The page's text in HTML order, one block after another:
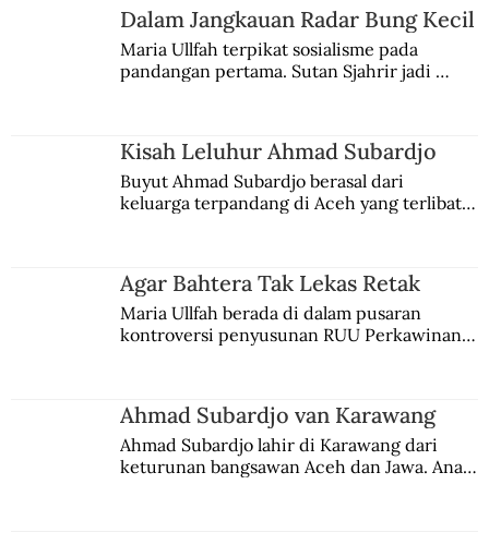
Kisah Leluhur Ahmad Subardjo
Dalam Jangkauan Radar Bung Kecil
Maria Ullfah terpikat sosialisme pada
pandangan pertama. Sutan Sjahrir jadi
Kisah Leluhur Ahmad Subardjo
Buyut Ahmad Subardjo berasal dari
keluarga terpandang di Aceh yang terlibat
Agar Bahtera Tak Lekas Retak
Maria Ullfah berada di dalam pusaran
kontroversi penyusunan RUU Perkawinan.
Ahmad Subardjo van Karawang
Ahmad Subardjo lahir di Karawang dari
keturunan bangsawan Aceh dan Jawa. Anak